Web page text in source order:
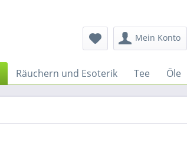
Mein Konto
Räuchern und Esoterik Tee Öle